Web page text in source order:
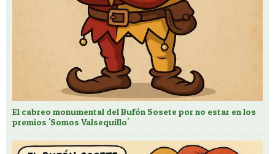
El cabreo monumental del Bufón Sosete por no estar en los
premios 'Somos Valsequillo'